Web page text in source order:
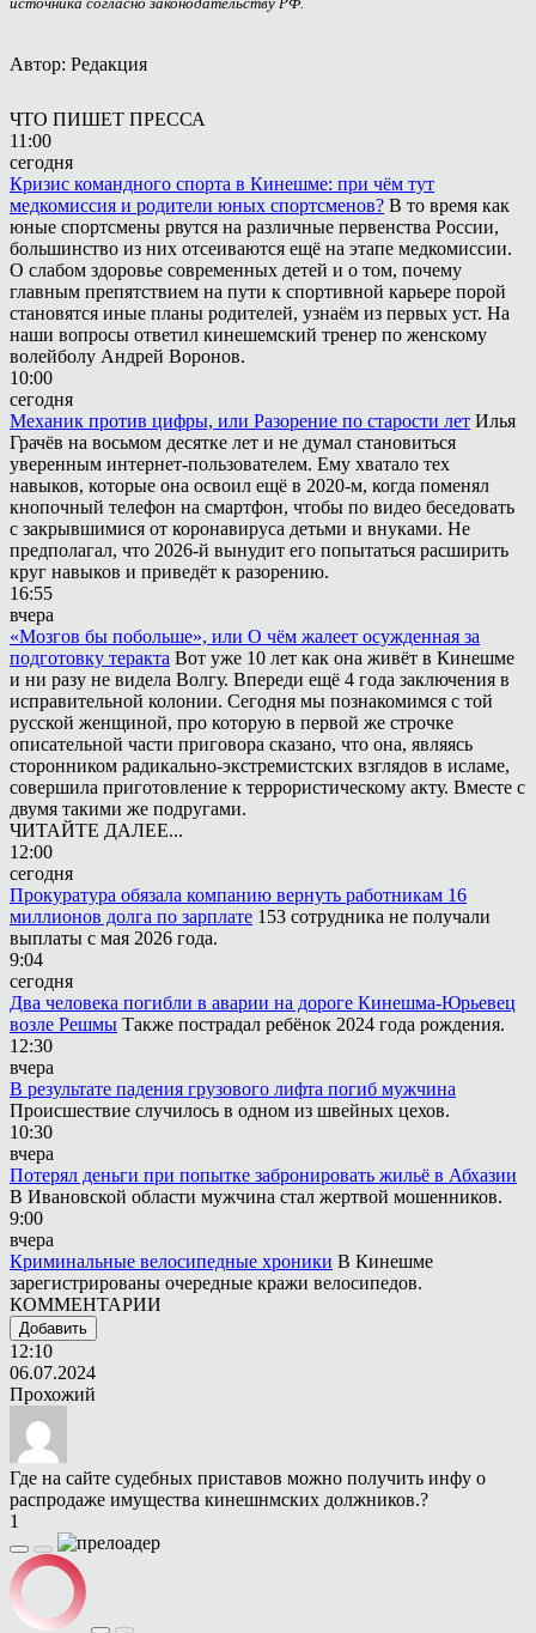
Автор: Редакция
ЧТО ПИШЕТ ПРЕССА
11:00
сегодня
Кризис командного спорта в Кинешме: при чём тут
медкомиссия и родители юных спортсменов? В то время как
юные спортсмены рвутся на различные первенства России,
большинство из них отсеиваются ещё на этапе медкомиссии.
О слабом здоровье современных детей и о том, почему
главным препятствием на пути к спортивной карьере порой
становятся иные планы родителей, узнаём из первых уст. На
наши вопросы ответил кинешемский тренер по женскому
волейболу Андрей Воронов.
10:00
сегодня
Механик против цифры, или Разорение по старости лет Илья
Грачёв на восьмом десятке лет и не думал становиться
уверенным интернет-пользователем. Ему хватало тех
навыков, которые она освоил ещё в 2020-м, когда поменял
кнопочный телефон на смартфон, чтобы по видео беседовать
с закрывшимися от коронавируса детьми и внуками. Не
предполагал, что 2026-й вынудит его попытаться расширить
круг навыков и приведёт к разорению.
16:55
вчера
«Мозгов бы побольше», или О чём жалеет осужденная за
подготовку теракта Вот уже 10 лет как она живёт в Кинешме
и ни разу не видела Волгу. Впереди ещё 4 года заключения в
исправительной колонии. Сегодня мы познакомимся с той
русской женщиной, про которую в первой же строчке
описательной части приговора сказано, что она, являясь
сторонником радикально-экстремистских взглядов в исламе,
совершила приготовление к террористическому акту. Вместе с
двумя такими же подругами.
ЧИТАЙТЕ ДАЛЕЕ...
12:00
сегодня
Прокуратура обязала компанию вернуть работникам 16
миллионов долга по зарплате 153 сотрудника не получали
выплаты с мая 2026 года.
9:04
сегодня
Два человека погибли в аварии на дороге Кинешма-Юрьевец
возле Решмы Также пострадал ребёнок 2024 года рождения.
12:30
вчера
В результате падения грузового лифта погиб мужчина
Происшествие случилось в одном из швейных цехов.
10:30
вчера
Потерял деньги при попытке забронировать жильё в Абхазии
В Ивановской области мужчина стал жертвой мошенников.
9:00
вчера
Криминальные велосипедные хроники В Кинешме
зарегистрированы очередные кражи велосипедов.
КОММЕНТАРИИ
Добавить
12:10
06.07.2024
Прохожий
Где на сайте судебных приставов можно получить инфу о
распродаже имущества кинешнмских должников.?
1